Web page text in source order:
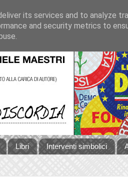
Libri Interventi simbolici
its services and to analyze
and security metrics to